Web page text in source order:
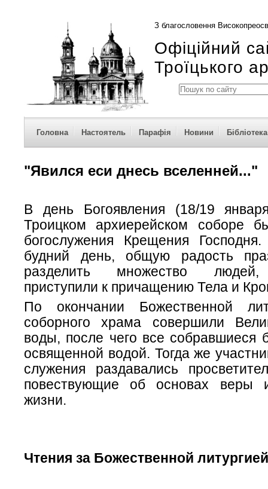
З благословення
Офіційний
Троїцького
Головна Настоятель Парафія Новини Бібліотека
"Явился еси днесь вселенней..."
В день Богоявления (18/19
Троицком архиерейском соборе
богослужения Крещения
будний день, общую радость
разделить множество людей,
приступили к причащению Тела и
По окончании Божественной
соборного храма совершили
воды, после чего все собравшиеся
освященной водой. Тогда же
служения раздавались
повествующие об основах веры
жизни.
Чтения за Божественной